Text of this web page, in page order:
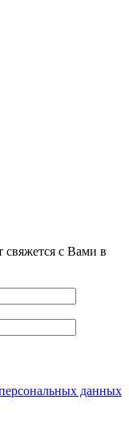
свяжется с Вами в
данных